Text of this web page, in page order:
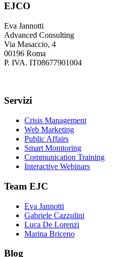
EJCO
Eva Jannotti
Advanced Consulting
Via Masaccio, 4
00196 Roma
P. IVA. IT08677901004
Servizi
Crisis Management
Web Marketing
Public Affairs
Smart Monitoring
Communication Training
Interactive Webinars
Team EJC
Eva Jannotti
Gabriele Cazzulini
Luca De Lorenzi
Marina Briceno
Blog